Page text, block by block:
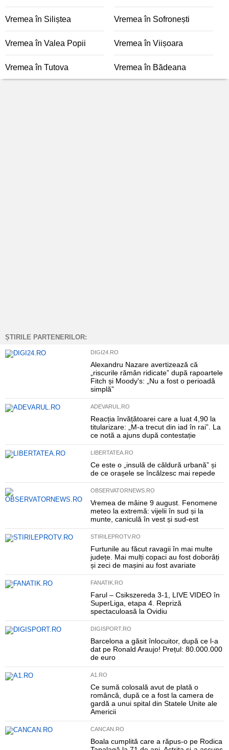
Vremea în Siliștea Vremea în Sofronești
Vremea în Valea Popii Vremea în Viișoara
Vremea în Tutova Vremea în Bădeana
ȘTIRILE PARTENERILOR:
DIGI24.RO
Alexandru Nazare avertizează că
„riscurile rămân ridicate” după rapoartele
Fitch și Moody's: „Nu a fost o perioadă
simplă”
ADEVARUL.RO
Reacția învățătoarei care a luat 4,90 la
titularizare: „M-a trecut din iad în rai”. La
ce notă a ajuns după contestație
LIBERTATEA.RO
Ce este o „insulă de căldură urbană” și
de ce orașele se încălzesc mai repede
OBSERVATORNEWS.RO
Vremea de mâine 9 august. Fenomene
meteo la extremă: vijelii în sud și la
munte, caniculă în vest și sud-est
STIRILEPROTV.RO
Furtunile au făcut ravagii în mai multe
județe. Mai mulți copaci au fost doborâți
și zeci de mașini au fost avariate
FANATIK.RO
Farul – Csikszereda 3-1, LIVE VIDEO în
SuperLiga, etapa 4. Repriză
spectaculoasă la Ovidiu
DIGISPORT.RO
Barcelona a găsit înlocuitor, după ce l-a
dat pe Ronald Araujo! Prețul: 80.000.000
de euro
A1.RO
Ce sumă colosală avut de plată o
româncă, după ce a fost la camera de
gardă a unui spital din Statele Unite ale
Americii
CANCAN.RO
Boala cumplită care a răpus-o pe Rodica